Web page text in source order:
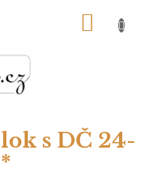
s DČ 24-